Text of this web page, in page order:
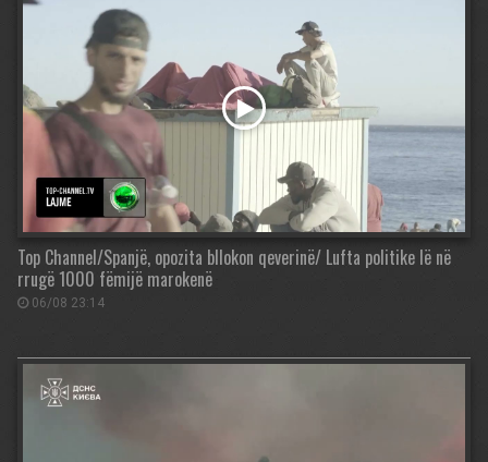
Top Channel/Spanjë, opozita bllokon qeverinë/ Lufta politike lë në
rrugë 1000 fëmijë marokenë
06/08 23:14